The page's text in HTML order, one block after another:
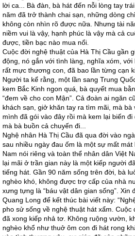
lời ca... Bà đàn, bà hát đến nỗi lòng tay
năm đã trở thành chai sạn, những dòng
không còn nhìn rõ được nữa. Nhưng tài
niềm vui là vậy, hạnh phúc là vậy mà cả
được, tiền bạc nào mua nổi.
Cuộc đời nghệ thuật của Hà Thị Cầu gần
động, nó gắn với tình làng, nghĩa xóm,
rất mực thương con, đã bao lần từng cạn
Người ta kể rằng, một lần sang Trung
kem Bắc Kinh ngon quá, bà quyết mua
“đem về cho con Mận”. Cả đoàn ai ngăn
khách sạn, giở khăn tay ra tìm mãi, mà bà
mình đã gói vào đây rồi mà kem lại biến
mà bà buồn cả chuyến đi...
Nghệ nhân Hà Thị Cầu đã qua đời vào
sau nhiều ngày đau ốm là một sự mất
Nam nói riêng và toàn thể nhân dân Việt
lại mãi ở trần gian này là một kiếp người
tiếng hát. Gần 90 năm sống trên đời, bà
nghèo khó, không được trợ cấp của nhà
xưng tựng là “báu vật dân gian sống”.
Quang Long để kết thúc bài viết này:
pho sử sống về nghệ thuật hát xẩm. Cuộc
đã xong kiếp nhả tơ. Không ruộng vườn,
nghèo khổ như thuở ôm con đi hát rong